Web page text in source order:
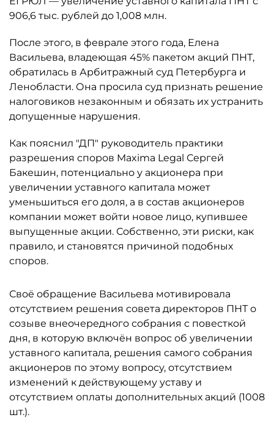
906,6 тыс. рублей до 1,008 млн.
После этого, в феврале этого года, Елена
Васильева, владеющая 45% пакетом акций ПНТ,
обратилась в Арбитражный суд Петербурга и
Ленобласти. Она просила суд признать решение
налоговиков незаконным и обязать их устранить
допущенные нарушения.
Как пояснил "ДП" руководитель практики
разрешения споров Maxima Legal Сергей
Бакешин, потенциально у акционера при
увеличении уставного капитала может
уменьшиться его доля, а в состав акционеров
компании может войти новое лицо, купившее
выпущенные акции. Собственно, эти риски, как
правило, и становятся причиной подобных
споров.
Своё обращение Васильева мотивировала
отсутствием решения совета директоров ПНТ о
созыве внеочередного собрания с повесткой
дня, в которую включён вопрос об увеличении
уставного капитала, решения самого собрания
акционеров по этому вопросу, отсутствием
изменений к действующему уставу и
отсутствием оплаты дополнительных акций (1008
шт.).